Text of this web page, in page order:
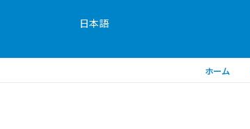
ホーム
日本語